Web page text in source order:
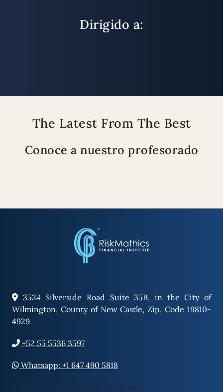
Dirigido a:
The Latest From The Best
Conoce a nuestro profesorado
3524 Silverside Road Suite 35B, in the City of
Wilmington, County of New Castle, Zip, Code 19810-
4929
+52 55 5536 3597
Whatsapp: +1 647 490 5818
Conoce nuestro aviso de Privacidad